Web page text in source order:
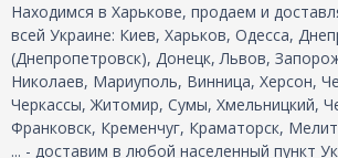
Находимся в Харькове, продаем и
всей Украине: Киев, Харьков, Одесса,
(Днепропетровск), Донецк, Львов,
Николаев, Мариуполь, Винница, Херсон,
Черкассы, Житомир, Сумы, Хмельницкий,
Франковск, Кременчуг, Краматорск,
... - доставим в любой населенный пункт